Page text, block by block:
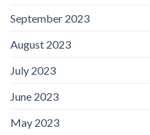
September 2023
August 2023
July 2023
June 2023
May 2023